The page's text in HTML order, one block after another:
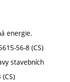
energie.
56-8 (CS)
stavebních